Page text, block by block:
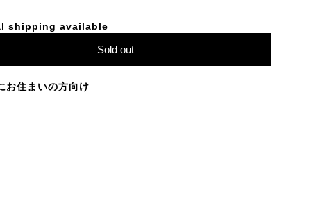
shipping available
Sold out
お住まいの方向け